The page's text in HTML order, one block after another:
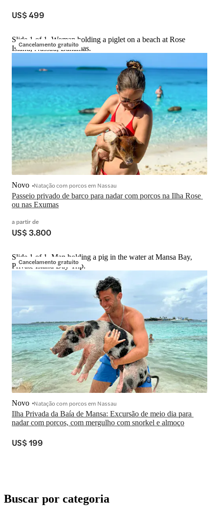
US$ 499
Cancelamento gratuito
Slide 1 of 1, Woman holding a piglet on a beach at Rose
Island, Nassau, Bahamas.
Passeio privado de barco para nadar com porcos na Ilha Rose
ou nas Exumas
Novo Natação com porcos em Nassau
a partir de
US$ 3.800
Cancelamento gratuito
Slide 1 of 1, Man holding a pig in the water at Mansa Bay,
Private Island Day Trip.
Ilha Privada da Baía de Mansa: Excursão de meio dia para
nadar com porcos, com mergulho com snorkel e almoço
Novo Natação com porcos em Nassau
US$ 199
Buscar por categoria